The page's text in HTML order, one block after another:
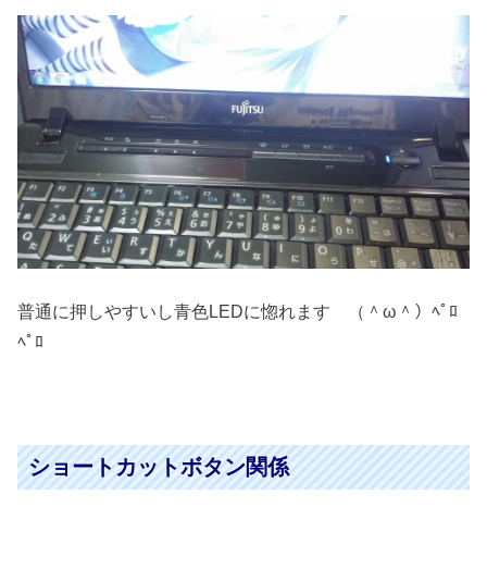
普通に押しやすいし青色LEDに惚れます （＾ω＾）ﾍﾟﾛ
ﾍﾟﾛ
ショートカットボタン関係